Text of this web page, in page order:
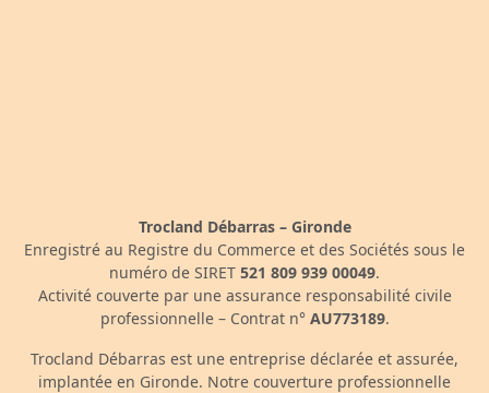
Trocland Débarras – Gironde
Enregistré au Registre du Commerce et des Sociétés sous le
numéro de SIRET 521 809 939 00049.
Activité couverte par une assurance responsabilité civile
professionnelle – Contrat n° AU773189.
Trocland Débarras est une entreprise déclarée et assurée,
implantée en Gironde. Notre couverture professionnelle